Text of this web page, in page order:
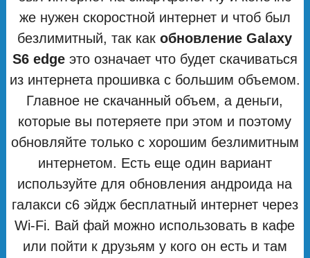
же нужен скоростной интернет и чтоб был
безлимитный, так какобновление Galaxy
S6 edgeэто означает что будет скачиваться
из интернета прошивка с большим объемом.
Главное не скачанный объем, а деньги,
которые вы потеряете при этом и поэтому
обновляйте только с хорошим безлимитным
интернетом. Есть еще один вариант
используйте для обновления андроида на
галакси с6 эйдж бесплатный интернет через
Wi-Fi. Вай фай можно использовать в кафе
или пойти к друзьям у кого он есть и там